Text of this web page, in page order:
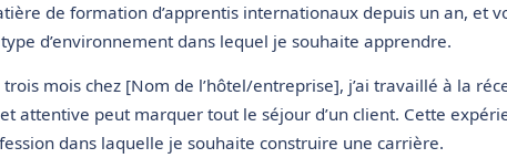
de formation d’apprentis internationaux depuis un an,
d’environnement dans lequel je souhaite apprendre.
trois mois chez [Nom de l’hôtel/entreprise], j’ai travaillé à la
attentive peut marquer tout le séjour d’un client. Cette
dans laquelle je souhaite construire une carrière.